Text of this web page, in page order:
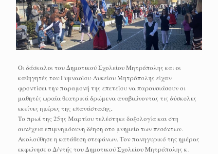
Οι δάσκαλοι του Δημοτικού Σχολείου Μητρόπολης και οι
καθηγητές του Γυμνασίου-Λυκείου Μητρόπολης είχαν
φροντίσει την παραμονή της επετείου να παρουσιάσουν οι
μαθητές ωραία θεατρικά δρώμενα αναβιώνοντας τις δύσκολες
εκείνες ημέρες της επανάστασης.
Το πρωί της 25ης Μαρτίου τελέστηκε δοξολογία και στη
συνέχεια επιμνημόσυνη δέηση στο μνημείο των πεσόντων.
Ακολούθησε η κατάθεση στεφάνων. Τον πανηγυρικό της ημέρας
εκφώνησε o Δ/ντής του Δημοτικού Σχολείου Μητρόπολης κ.